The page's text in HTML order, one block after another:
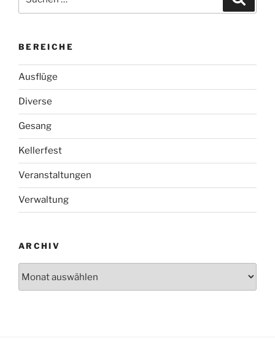
nach:
BEREICHE
Ausflüge
Diverse
Gesang
Kellerfest
Veranstaltungen
Verwaltung
ARCHIV